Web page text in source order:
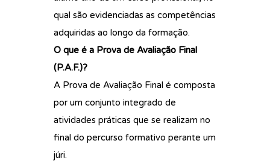
qual são evidenciadas as competências
adquiridas ao longo da formação.
O que é a Prova de Avaliação Final
(P.A.F.)?
A Prova de Avaliação Final é composta
por um conjunto integrado de
atividades práticas que se realizam no
final do percurso formativo perante um
júri.